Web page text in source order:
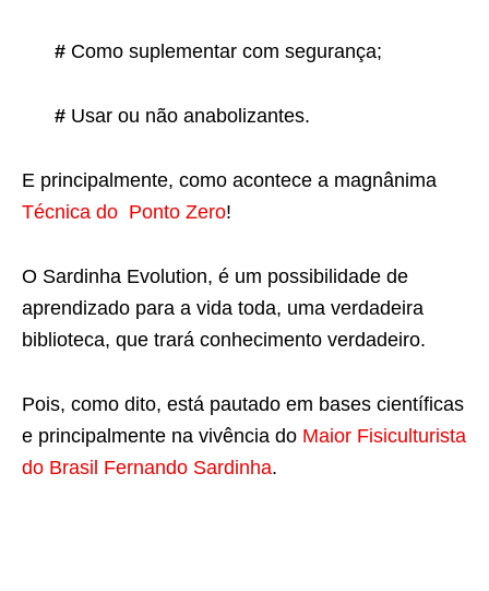
# Como suplementar com segurança;
# Usar ou não anabolizantes.
E principalmente, como acontece a magnânima
Técnica do Ponto Zero!
O Sardinha Evolution, é um possibilidade de
aprendizado para a vida toda, uma verdadeira
biblioteca, que trará conhecimento verdadeiro.
Pois, como dito, está pautado em bases científicas
e principalmente na vivência do Maior Fisiculturista
do Brasil Fernando Sardinha.